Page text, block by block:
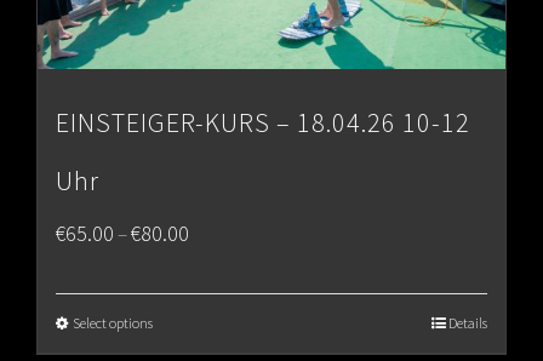
EINSTEIGER-KURS – 18.04.26 10-12
Uhr
€65.00–€80.00
Select options Details